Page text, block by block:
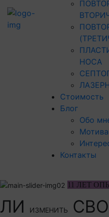
НОСА
Стоимость
Блог
Обо
Контакты
11 ЛЕТ
ЛИ
ИЗМЕНИТЬ